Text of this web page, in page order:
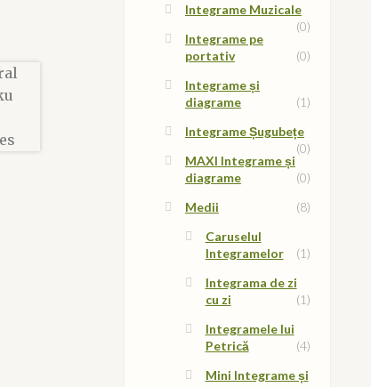
Integrame Muzicale
(0)
Integrame pe
portativ
(0)
Integrame și
diagrame
(1)
Integrame Șugubețe
(0)
MAXI Integrame și
diagrame
(0)
Medii
(8)
Caruselul
Integramelor
(1)
Integrama de zi
cu zi
(1)
Integramele lui
Petrică
(4)
Mini Integrame și